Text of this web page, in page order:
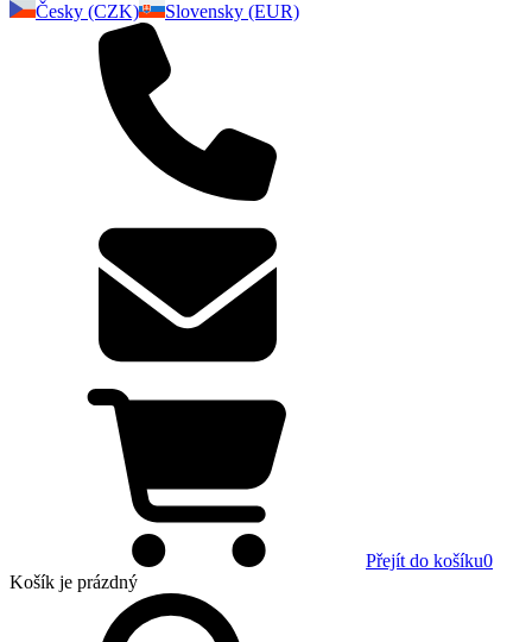
Česky (CZK)
Slovensky (EUR)
Přejít do košíku0
Košík je prázdný